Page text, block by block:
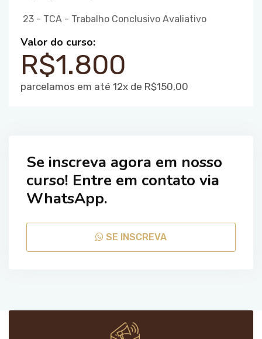
23 - TCA - Trabalho Conclusivo Avaliativo
Valor do curso:
R$1.800
parcelamos em até 12x de R$150,00
Se inscreva agora em nosso
curso! Entre em contato via
WhatsApp.
SE INSCREVA